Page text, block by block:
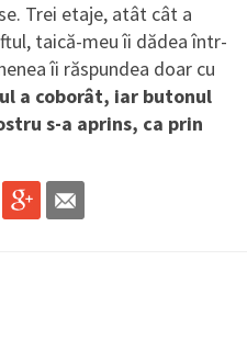
Trei etaje, atât cât a
taică-meu îi dădea într-
îi răspundea doar cu
a coborât, iar butonul
s-a aprins, ca prin